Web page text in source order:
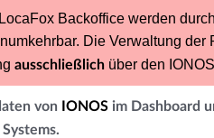
Backoffice werden
Die Verwaltung
ausschließlich über den
von IONOS im Dashboard
Systems.